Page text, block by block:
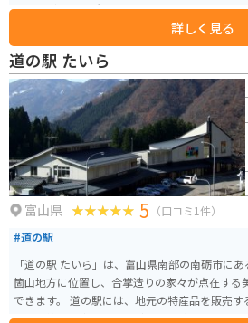
ちょうど良い場所にあります。
詳しく見る
道の駅 たいら
富山県 5 （口コミ1件）
#道の駅
「道の駅 たいら」は、富山県南部の南砺市に
箇山地方に位置し、合掌造りの家々が点在する
できます。 道の駅には、地元の特産品を販売するショップやレストランがあ
り、五箇山豆腐や蕎麦などの郷土料理を楽しむ